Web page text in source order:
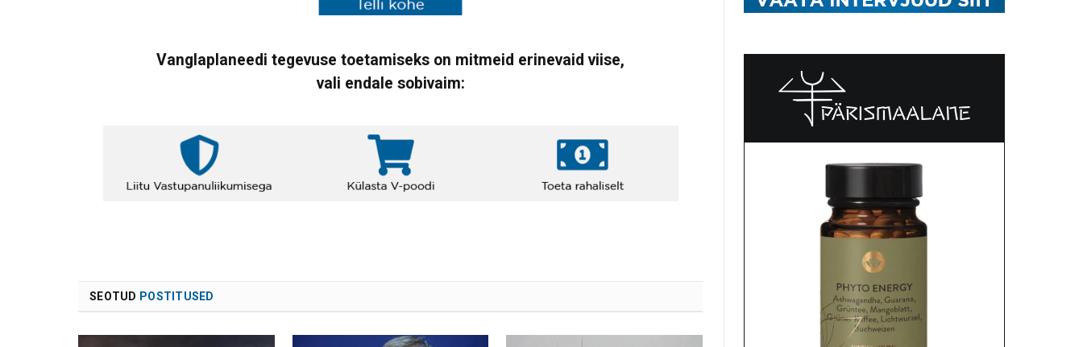
Vanglaplaneedi tegevuse toetamiseks on mitmeid erinevaid viise,
vali endale sobivaim:
SEOTUD POSTITUSED